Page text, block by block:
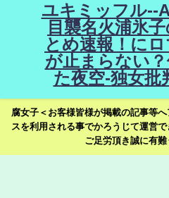
ユキミッフル--
目襲名火浦氷
とめ速報！に
が止まらない
た夜空-独女批
腐女子＜お客様皆様が掲載の記事等
スを利用される事でかろうじて運営
ご足労頂き誠に有難